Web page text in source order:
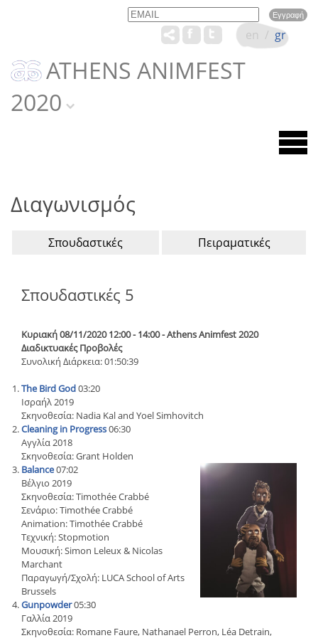
Email Name
ATHENS ANIMFEST
2020
en / gr
Διαγωνισμός
Σπουδαστικές Πειραματικές
Σπουδαστικές 5
Κυριακή 08/11/2020 12:00 - 14:00 - Athens Animfest 2020
Διαδικτυακές Προβολές
Συνολική Διάρκεια: 01:50:39
The Bird God03:20
Ισραήλ 2019
Σκηνοθεσία: Nadia Kal and Yoel Simhovitch
Cleaning in Progress06:30
Αγγλία 2018
Σκηνοθεσία: Grant Holden
Balance07:02
Βέλγιο 2019
Σκηνοθεσία: Timothée Crabbé
Σενάριο: Timothée Crabbé
Animation: Timothée Crabbé
Τεχνική: Stopmotion
Μουσική: Simon Leleux & Nicolas
Marchant
Παραγωγή/Σχολή: LUCA School of Arts
Brussels
Gunpowder05:30
Γαλλία 2019
Σκηνοθεσία: Romane Faure, Nathanael Perron, Léa Detrain,